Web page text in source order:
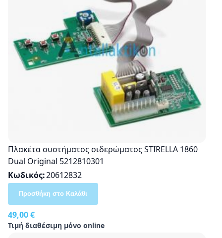
Πλακέτα συστήματος σιδερώματος STIRELLA 1860
Dual Original 5212810301
Κωδικός 20612832
49,00 €
Τιμή διαθέσιμη μόνο online
Προσθήκη στο Καλάθι